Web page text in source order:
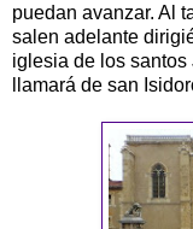
puedan avanzar. Al
salen adelante
iglesia de los
llamará de san